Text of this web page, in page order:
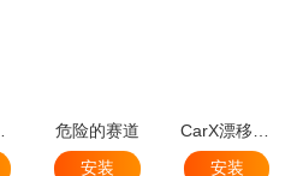
危险的赛道
安装
安装